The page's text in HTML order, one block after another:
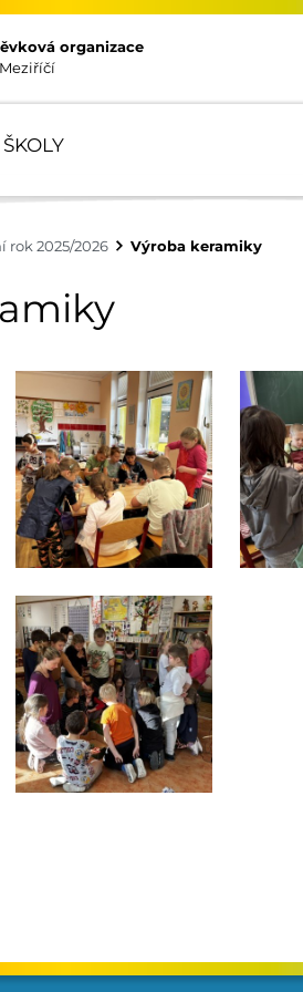
organizace
rok 2025/2026 Výroba keramiky